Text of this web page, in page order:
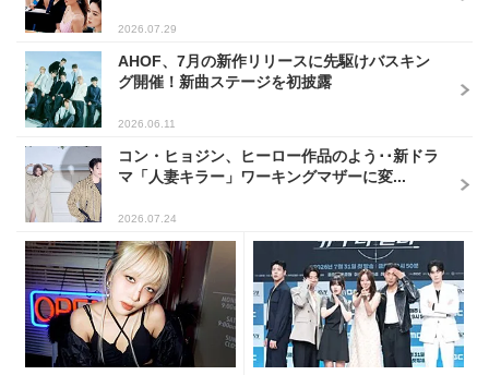
2026.07.29
AHOF、7月の新作リリースに先駆けバスキン
グ開催！新曲ステージを初披露
2026.06.11
コン・ヒョジン、ヒーロー作品のよう･･新ドラ
マ「人妻キラー」ワーキングマザーに変...
2026.07.24